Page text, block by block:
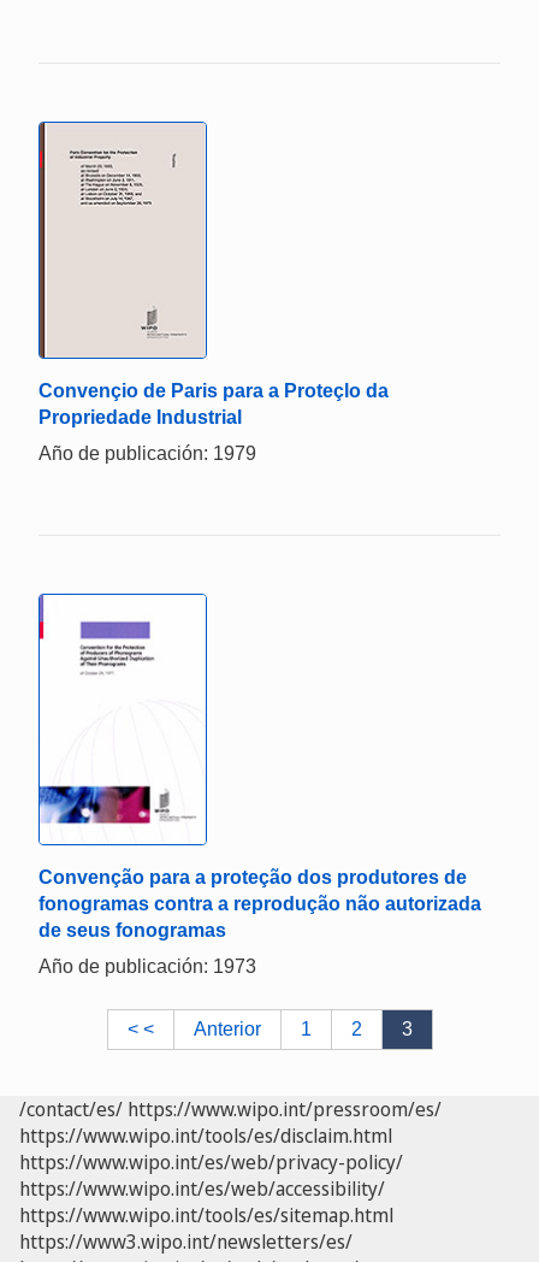
Convençio de Paris para a Proteçlo da
Propriedade Industrial
Año de publicación: 1979
Convenção para a proteção dos produtores de
fonogramas contra a reprodução não autorizada
de seus fonogramas
Año de publicación: 1973
< < Anterior 1 2 3
/contact/es/ https://www.wipo.int/pressroom/es/
https://www.wipo.int/tools/es/disclaim.html
https://www.wipo.int/es/web/privacy-policy/
https://www.wipo.int/es/web/accessibility/
https://www.wipo.int/tools/es/sitemap.html
https://www3.wipo.int/newsletters/es/